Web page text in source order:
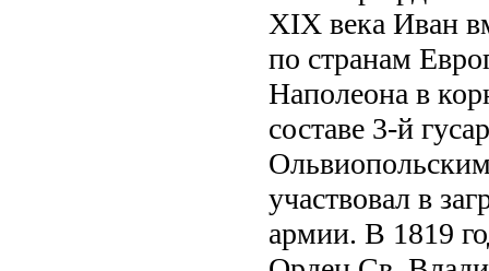
XIX века Иван
по странам
Наполеона в
составе 3-й
участвовал в
армии. В 1819